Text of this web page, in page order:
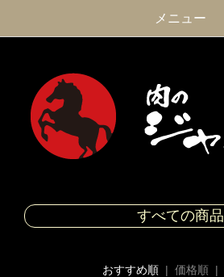
メニュー
すべての商品
おすすめ順 | 価格順 |